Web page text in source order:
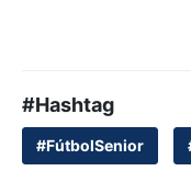
#Hashtag
#FútbolSenior